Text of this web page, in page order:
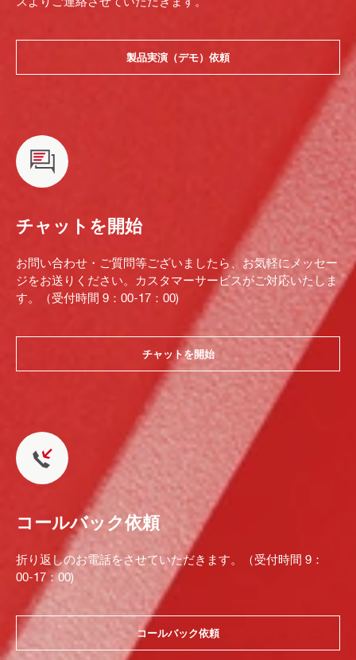
製品実演（デモ）依頼
チャットを開始
お問い合わせ・ご質問等ございましたら、お気軽にメッセー
ジをお送りください。カスタマーサービスがご対応いたしま
す。（受付時間 9：00-17：00)
チャットを開始
コールバック依頼
折り返しのお電話をさせていただきます。（受付時間 9：
00-17：00)
コールバック依頼